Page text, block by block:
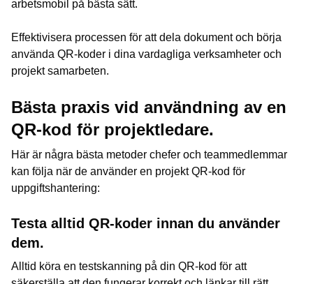
arbetsmobil på bästa sätt.
Effektivisera processen för att dela dokument och börja
använda QR-koder i dina vardagliga verksamheter och
projekt samarbeten.
Bästa praxis vid användning av en
QR-kod för projektledare.
Här är några bästa metoder chefer och teammedlemmar
kan följa när de använder en projekt QR-kod för
uppgiftshantering:
Testa alltid QR-koder innan du använder
dem.
Alltid köra en testskanning på din QR-kod för att